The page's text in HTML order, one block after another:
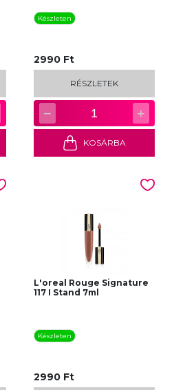
Készleten
2990 Ft
RÉSZLETEK
− 1 +
KOSÁRBA
L'oreal Rouge Signature
117 I Stand 7ml
Készleten
2990 Ft